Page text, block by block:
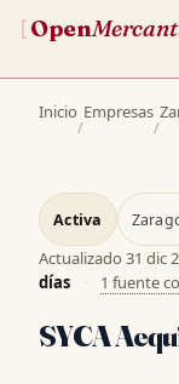
[Open
Inicio
/
Empresas
/
Activa
Actualizado 31 dic
días
· 1 fuente
SYCA